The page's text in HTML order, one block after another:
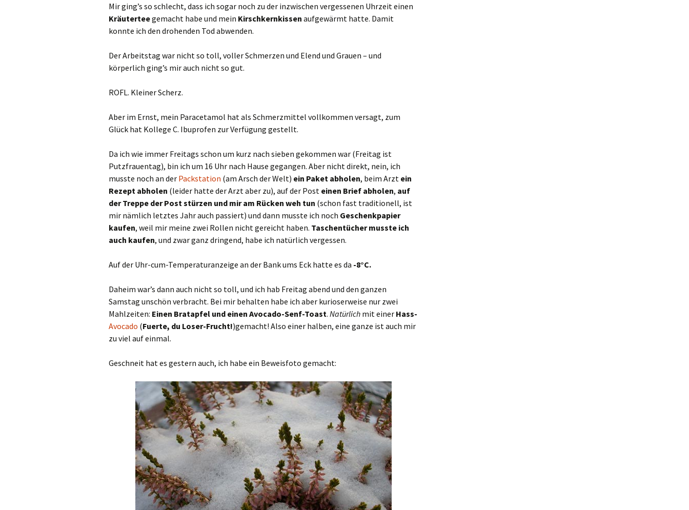
Mir ging’s so schlecht, dass ich sogar noch zu der inzwischen vergessenen Uhrzeit einen
Kräuterteegemacht habe und mein Kirschkernkissen aufgewärmt hatte. Damit
konnte ich den drohenden Tod abwenden.
Der Arbeitstag war nicht so toll, voller Schmerzen und Elend und Grauen – und
körperlich ging’s mir auch nicht so gut.
ROFL. Kleiner Scherz.
Aber im Ernst, mein Paracetamol hat als Schmerzmittel vollkommen versagt, zum
Glück hat Kollege C. Ibuprofen zur Verfügung gestellt.
Da ich wie immer Freitags schon um kurz nach sieben gekommen war (Freitag ist
Putzfrauentag), bin ich um 16 Uhr nach Hause gegangen. Aber nicht direkt, nein, ich
musste noch an der Packstation (am Arsch der Welt) ein Paket abholen, beim Arzt ein
Rezept abholen (leider hatte der Arzt aber zu), auf der Post einen Brief abholen, auf
der Treppe der Post stürzen und mir am Rücken weh tun (schon fast traditionell, ist
mir nämlich letztes Jahr auch passiert) und dann musste ich noch Geschenkpapier
kaufen, weil mir meine zwei Rollen nicht gereicht haben. Taschentücher musste ich
auch kaufen, und zwar ganz dringend, habe ich natürlich vergessen.
Auf der Uhr-cum-Temperaturanzeige an der Bank ums Eck hatte es da -8°C.
Daheim war’s dann auch nicht so toll, und ich hab Freitag abend und den ganzen
Samstag unschön verbracht. Bei mir behalten habe ich aber kurioserweise nur zwei
Mahlzeiten: Einen Bratapfel und einen Avocado-Senf-Toast. Natürlich mit einer Hass-
Avocado (Fuerte, du Loser-Frucht!)gemacht! Also einer halben, eine ganze ist auch mir
zu viel auf einmal.
Geschneit hat es gestern auch, ich habe ein Beweisfoto gemacht: